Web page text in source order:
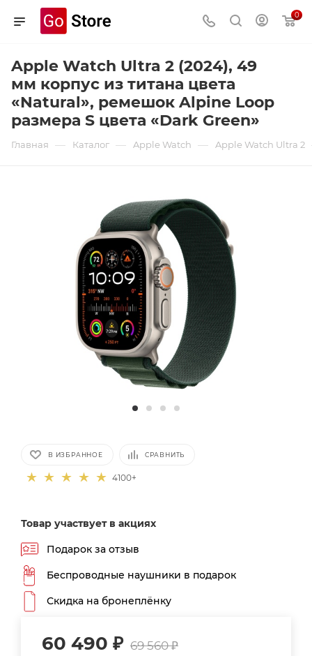
0
Apple Watch Ultra 2 (2024), 49
мм корпус из титана цвета
«Natural», ремешок Alpine Loop
размера S цвета «Dark Green»
Главная — Каталог — Apple Watch — Apple Watch Ultra 2
В ИЗБРАННОЕ СРАВНИТЬ
4100+
Товар участвует в акциях
Подарок за отзыв
Беспроводные наушники в подарок
Скидка на бронеплёнку
60 490 ₽ 69 560₽